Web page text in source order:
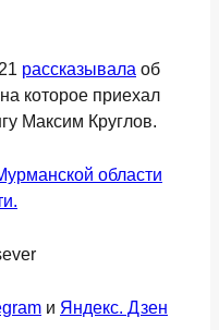
рассказывала об
которое приехал
Максим Круглов.
области
и Яндекс. Дзен